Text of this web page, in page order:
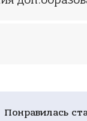
Понравилась